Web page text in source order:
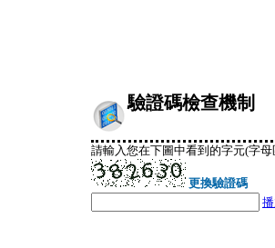
驗證碼檢查機制
請輸入您在下圖中看到的字元(字
更換驗證碼